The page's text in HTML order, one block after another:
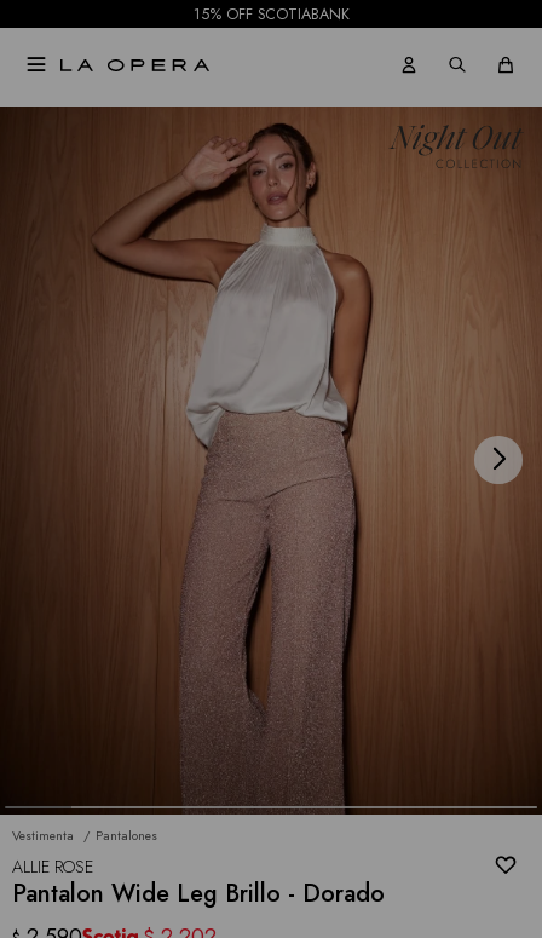
15% OFF SCOTIABANK

Vestimenta Pantalones
ALLIE ROSE
Pantalon Wide Leg Brillo - Dorado
NOTIFICARME